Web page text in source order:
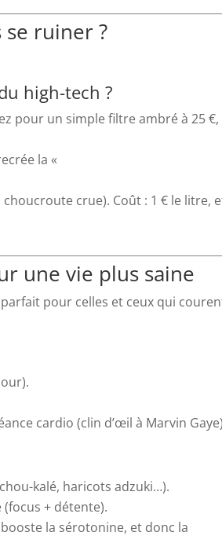
ruiner ?
high-tech ?
pour un simple filtre ambré à 25 €,
la «
crue). Coût : 1 € le litre,
une vie plus saine
pour celles et ceux qui
cardio (clin d’œil à Marvin
kalé, haricots adzuki…).
+ détente).
la sérotonine, et donc la